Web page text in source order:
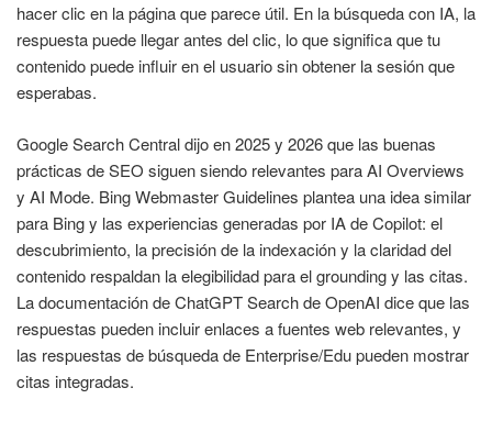
hacer clic en la página que parece útil. En la búsqueda con IA, la
respuesta puede llegar antes del clic, lo que significa que tu
contenido puede influir en el usuario sin obtener la sesión que
esperabas.
Google Search Central dijo en 2025 y 2026 que las buenas
prácticas de SEO siguen siendo relevantes para AI Overviews
y AI Mode. Bing Webmaster Guidelines plantea una idea similar
para Bing y las experiencias generadas por IA de Copilot: el
descubrimiento, la precisión de la indexación y la claridad del
contenido respaldan la elegibilidad para el grounding y las citas.
La documentación de ChatGPT Search de OpenAI dice que las
respuestas pueden incluir enlaces a fuentes web relevantes, y
las respuestas de búsqueda de Enterprise/Edu pueden mostrar
citas integradas.